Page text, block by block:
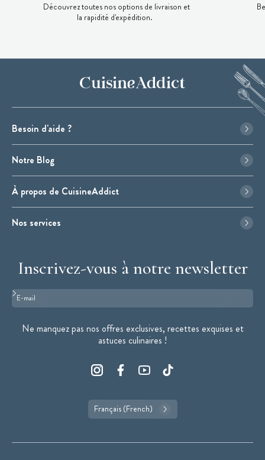
Découvrez toutes nos options de livraison et
la rapidité d'expédition.
Besoin d'aide ?
Notre Blog
À propos de CuisineAddict
Nos services
Inscrivez-vous à notre newsletter
Format : adresse@email.com
Ne manquez pas nos offres exclusives, recettes exquises et
astuces culinaires !
Français (French)